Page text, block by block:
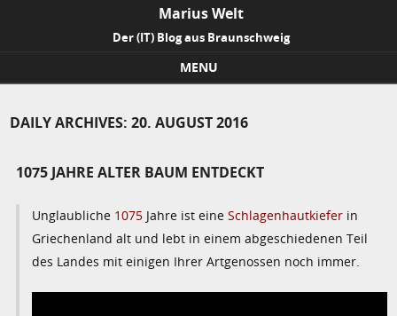
Marius Welt
Der (IT) Blog aus Braunschweig
MENU
DAILY ARCHIVES:20. AUGUST 2016
1075 JAHRE ALTER BAUM ENTDECKT
Unglaubliche 1075 Jahre ist eineSchlagenhautkiefer in
Griechenland alt und lebt in einem abgeschiedenen Teil
des Landes mit einigen Ihrer Artgenossen noch immer.